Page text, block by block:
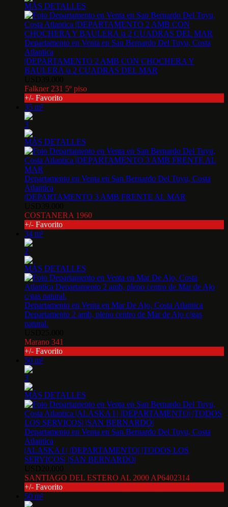
MÁS DETALLES
Departamento en Venta en San Bernardo Del Tuyu, Costa
Atlantica
|DEPARTAMENTO 2 AMB CON CHOCHERA Y
BAULERA |a 2 CUADRAS DEL MAR
Falkner 231 5º piso
+/- Favorito
35 m²
3
MÁS DETALLES
Departamento en Venta en San Bernardo Del Tuyu, Costa
Atlantica
|DEPARTAMENTO 3 AMB FRENTE AL MAR
COSTANERA 1960
+/- Favorito
34 m²
2
MÁS DETALLES
Departamento en Venta en Mar De Ajo, Costa Atlantica
Departamento 2 amb, pleno centro de Mar de Ajo c/gas
natural.
Marano 341
+/- Favorito
50 m²
3
MÁS DETALLES
Departamento en Venta en San Bernardo Del Tuyu, Costa
Atlantica
|ALASKA I | |DEPARTAMENTO| |TODOS LOS
SERVICOS| |SAN BERNARDO|
SANTIAGO DEL ESTERO AL 2000 AP6402314
+/- Favorito
50 m²